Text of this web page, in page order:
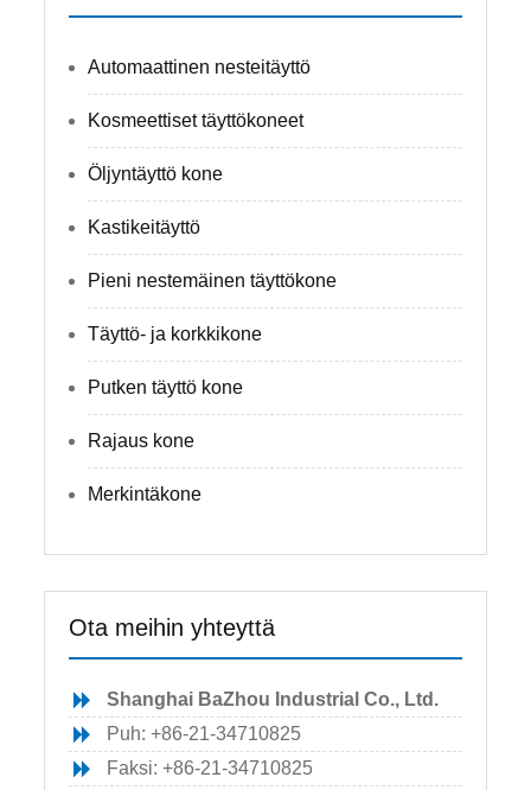
Automaattinen nesteitäyttö
Kosmeettiset täyttökoneet
Öljyntäyttö kone
Kastikeitäyttö
Pieni nestemäinen täyttökone
Täyttö- ja korkkikone
Putken täyttö kone
Rajaus kone
Merkintäkone
Ota meihin yhteyttä
Shanghai BaZhou Industrial Co., Ltd.
Puh: +86-21-34710825
Faksi: +86-21-34710825